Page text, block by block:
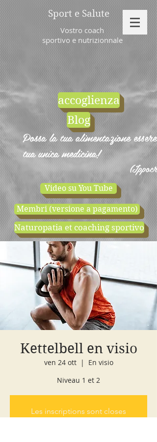
Sport e Salute
Vostro coach
sportivo e nutrizionnale
accoglienza
Blog
Possa la tua alimentazione essere
tua unica medicina!
Video su You Tube
Membri (versione a pagamento)
Naturopatia et coaching sportivo
cours d'essai negozio
Kettelbell en visio
ven 24 ott
  |
En visio
Niveau 1 et 2
Les inscriptions sont closes